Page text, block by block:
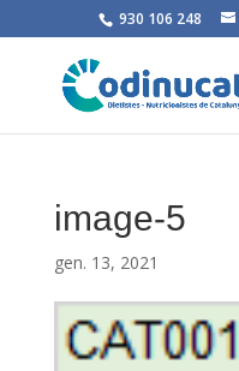
930 106 248
image-5
gen. 13, 2021